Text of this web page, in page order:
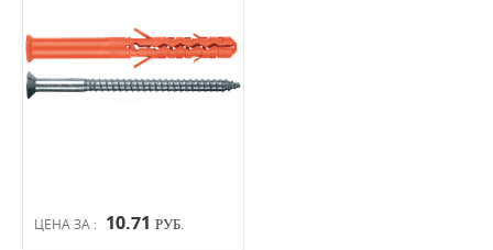
ЦЕНА ЗА : 10.71 РУБ.